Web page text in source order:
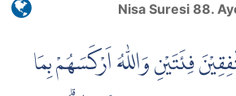
Nisa Suresi 88.
فِئَتَيْنِ وَاللّٰهُ اَرْكَسَهُمْ بِمَا